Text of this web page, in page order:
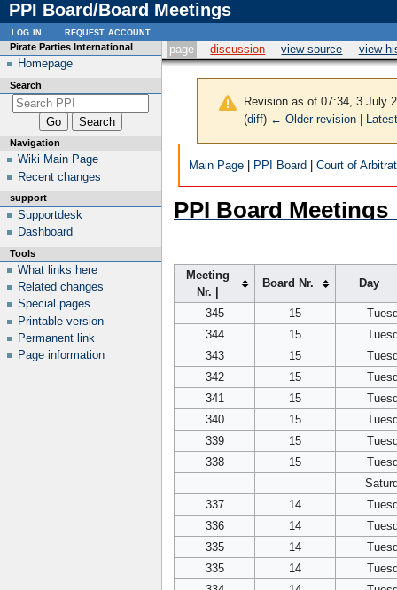
PPI Board/Board Meetings
page discussion view source view
Revision as of 07:34, 3 July
(diff) ← Older revision
Main Page PPI Board Court of
PPI Board Meetings
Meeting
Nr. |
Board Nr. Day
345 15
344
15
343
15
342
15
341
15
340
15
339
15
338
15
337
14
336
14
335
14
335
14
Pirate Parties International
Homepage
Search
Navigation
Wiki Main Page
Recent changes
support
Supportdesk
Dashboard
Tools
What links here
Related changes
Special pages
Printable version
Permanent link
Page information
log in request account